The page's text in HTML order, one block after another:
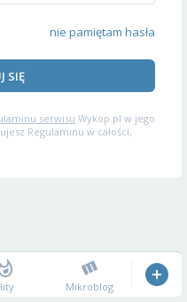
nie pamiętam hasła
SIĘ
serwisu Wykop.pl w jego
Regulaminu w całości,
Mikroblog